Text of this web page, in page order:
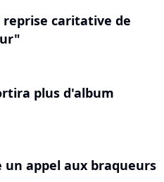
reprise caritative de
plus d'album
un appel aux braqueurs